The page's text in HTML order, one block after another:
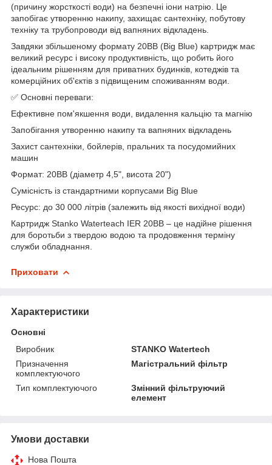
(причину жорсткості води) на безпечні іони натрію. Це
запобігає утворенню накипу, захищає сантехніку, побутову
техніку та трубопроводи від вапняних відкладень.
Завдяки збільшеному формату 20BB (Big Blue) картридж має
великий ресурс і високу продуктивність, що робить його
ідеальним рішенням для приватних будинків, котеджів та
комерційних об'єктів з підвищеним споживанням води.
✅ Основні переваги:
Ефективне пом'якшення води, видалення кальцію та магнію
Запобігання утворенню накипу та вапняних відкладень
Захист сантехніки, бойлерів, пральних та посудомийних
машин
Формат: 20BB (діаметр 4,5", висота 20")
Сумісність із стандартними корпусами Big Blue
Ресурс: до 30 000 літрів (залежить від якості вихідної води)
Картридж Stanko Waterteach IER 20BB – це надійне рішення
для боротьби з твердою водою та продовження терміну
служби обладнання.
Приховати
Характеристики
Основні
Виробник
STANKO Watertech
Призначення
комплектуючого
Магістральний фільтр
Тип комплектуючого
Змінний фільтруючий
елемент
Умови доставки
Нова Пошта